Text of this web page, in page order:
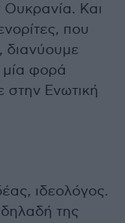
Ουκρανία. Και
που
διανύουμε
φορά
στην Ενωτική
ιδεολόγος.
της